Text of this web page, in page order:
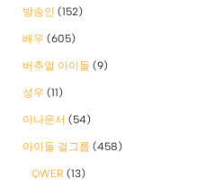
방송인 (152)
배우 (605)
버추얼 아이돌 (9)
성우 (11)
아나운서 (54)
아이돌 걸그룹 (458)
QWER (13)